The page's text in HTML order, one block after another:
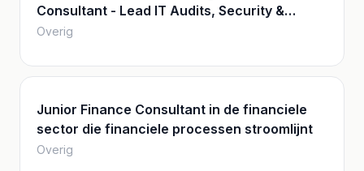
Consultant - Lead IT Audits, Security &
Innovation
Overig
Junior Finance Consultant in de financiele
sector die financiele processen stroomlijnt
Overig